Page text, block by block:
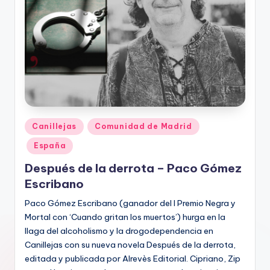
Publicado
en
Canillejas Comunidad de Madrid
España
Después de la derrota – Paco Gómez
Escribano
Paco Gómez Escribano (ganador del I Premio Negra y
Mortal con ‘Cuando gritan los muertos’) hurga en la
llaga del alcoholismo y la drogodependencia en
Canillejas con su nueva novela Después de la derrota,
editada y publicada por Alrevès Editorial. Cipriano, Zip